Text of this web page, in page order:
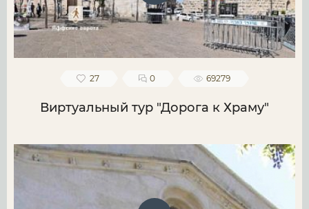
27 0 69279
Виртуальный тур "Дорога к Храму"